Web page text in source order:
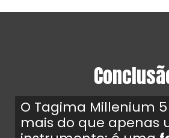
O Tagima Millenium
mais do que apenas